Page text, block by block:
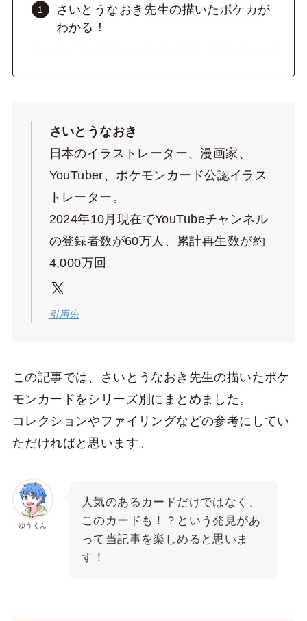
さいとうなおき先生の描いたポケカが
わかる！
さいとうなおき
日本のイラストレーター、漫画家、
YouTuber、ポケモンカード公認イラス
トレーター。
2024年10月現在でYouTubeチャンネル
の登録者数が60万人、累計再生数が約
4,000万回。
X
引用先
この記事では、さいとうなおき先生の描いたポケ
モンカードをシリーズ別にまとめました。
コレクションやファイリングなどの参考にしてい
ただければと思います。
ゆうくん
人気のあるカードだけではなく、
このカードも！？という発見があ
って当記事を楽しめると思いま
す！